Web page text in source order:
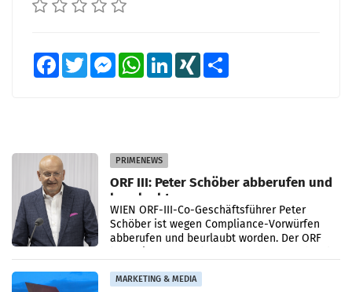
FacebookTwitter MessengerWhatsAppLinkedInXING
PRIMENEWS
ORF III: Peter Schöber abberufen und
beurlaubt
WIEN ORF-III-Co-Geschäftsführer Peter
Schöber ist wegen Compliance-Vorwürfen
abberufen und beurlaubt worden. Der ORF
MARKETING & MEDIA